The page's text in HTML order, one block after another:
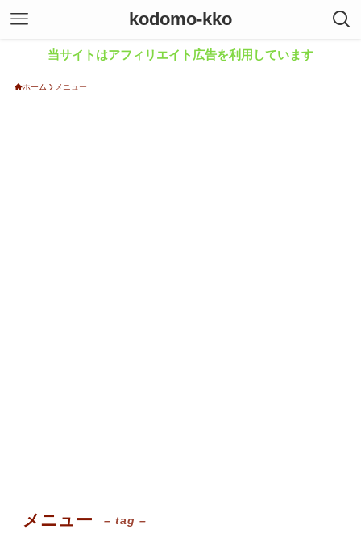
kodomo-kko
当サイトはアフィリエイト広告を利用しています
ホーム メニュー
メニュー – tag –